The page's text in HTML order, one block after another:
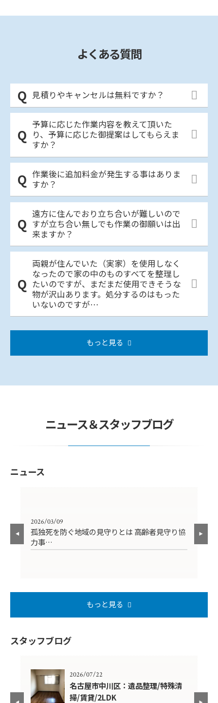
よくある質問
見積りやキャンセルは無料ですか？
予算に応じた作業内容を教えて頂いた
り、予算に応じた御提案はしてもらえま
すか？
作業後に追加料金が発生する事はありま
すか？
遠方に住んでおり立ち合いが難しいので
すが立ち合い無しでも作業の御願いは出
来ますか？
両親が住んでいた（実家）を使用しなく
なったので家の中のものすべてを整理し
たいのですが、まだまだ使用できそうな
物が沢山あります。処分するのはもった
いないのですが…
もっと見る
ニュース＆スタッフブログ
ニュース
2026/03/09
孤独死を防ぐ地域の見守りとは 高齢者見守り協
力事…
もっと見る
スタッフブログ
2026/07/22
名古屋市中川区：遺品整理/特殊清
掃/賃貸/2LDK